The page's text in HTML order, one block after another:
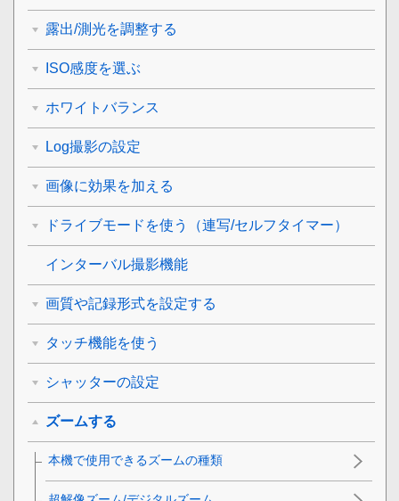
露出/測光を調整する
ISO感度を選ぶ
ホワイトバランス
Log撮影の設定
画像に効果を加える
ドライブモードを使う（連写/セルフタイマー）
インターバル撮影機能
画質や記録形式を設定する
タッチ機能を使う
シャッターの設定
ズームする
本機で使用できるズームの種類